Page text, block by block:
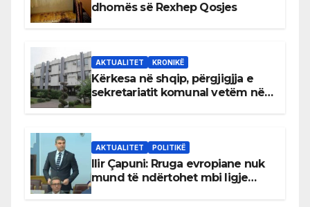
dhomës së Rexhep Qosjes
AKTUALITET KRONIKË
Kërkesa në shqip, përgjigjja e
sekretariatit komunal vetëm në
AKTUALITET POLITIKË
Ilir Çapuni: Rruga evropiane nuk
mund të ndërtohet mbi ligje